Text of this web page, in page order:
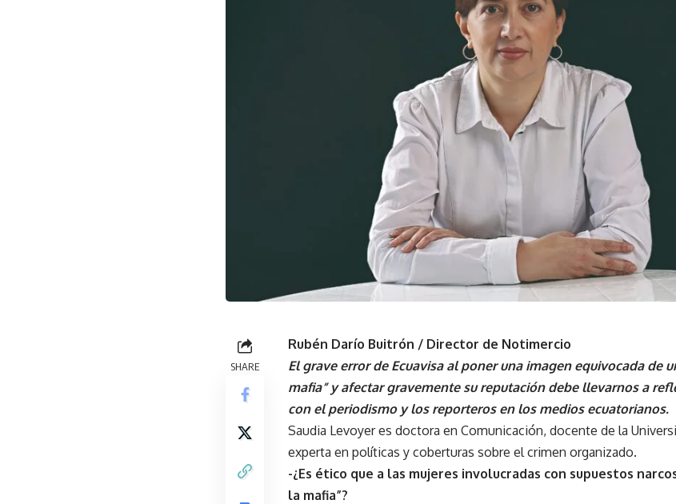
SHARE
Rubén Darío Buitrón / Director de Notimercio
El grave error de Ecuavisa al poner una imagen equivocada de
mafia” y afectar gravemente su reputación debe llevarnos a
con el periodismo y los reporteros en los medios ecuatorianos.
Saudia Levoyer es doctora en Comunicación, docente de la
experta en políticas y coberturas sobre el crimen organizado.
-¿Es ético que a las mujeres involucradas con supuestos
la mafia”?